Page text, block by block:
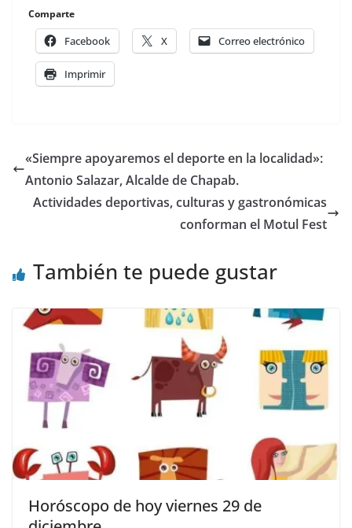
Comparte
Facebook X Correo electrónico
Imprimir
«Siempre apoyaremos el deporte en la localidad»:
Antonio Salazar, Alcalde de Chapab.
Actividades deportivas, culturas y gastronómicas
conforman el Motul Fest
También te puede gustar
Horóscopo de hoy viernes 29 de